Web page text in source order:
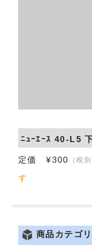
ﾆｭｰｴｰｽ 40-L5
定価 ¥300 （税別
す
商品カテゴ